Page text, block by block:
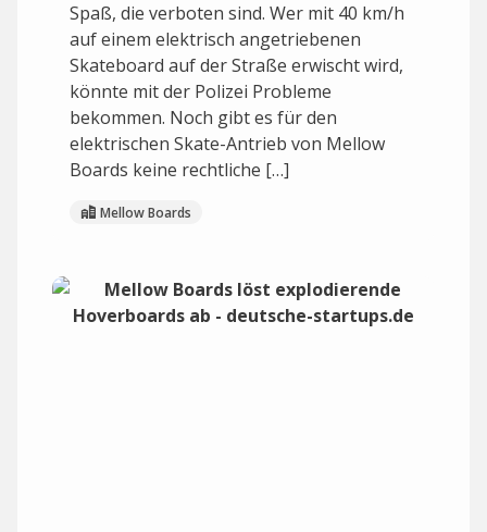
Spaß, die verboten sind. Wer mit 40 km/h
auf einem elektrisch angetriebenen
Skateboard auf der Straße erwischt wird,
könnte mit der Polizei Probleme
bekommen. Noch gibt es für den
elektrischen Skate-Antrieb von Mellow
Boards keine rechtliche […]
Mellow Boards